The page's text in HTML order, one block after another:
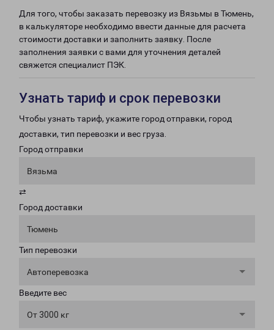
Для того, чтобы заказать перевозку из Вязьмы в Тюмень,
в калькуляторе необходимо ввести данные для расчета
стоимости доставки и заполнить заявку. После
заполнения заявки с вами для уточнения деталей
свяжется специалист ПЭК.
Узнать тариф и срок перевозки
Чтобы узнать тариф, укажите город отправки, город
доставки, тип перевозки и вес груза.
Город отправки
Вязьма
⇄
Город доставки
Тюмень
Тип перевозки
Автоперевозка
Введите вес
От 3000 кг